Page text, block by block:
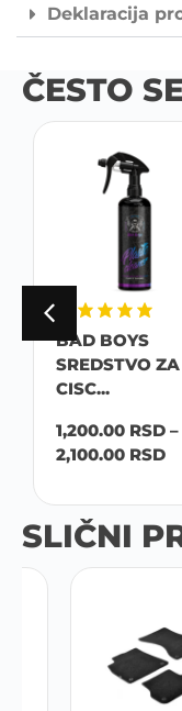
Deklaracija
ČESTO
BAD BOYS
SREDSTVO ZA
CISC...
1,200.00 RSD –
2,100.00 RSD
SLIČNI